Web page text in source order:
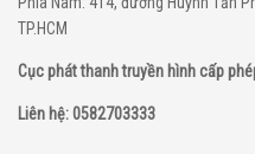
TP.HCM
Cục phát thanh truyền hình cấp
Liên hệ: 0582703333